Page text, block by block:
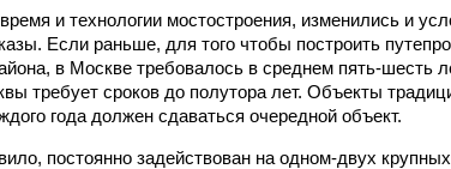
и технологии мостостроения, изменились и
Если раньше, для того чтобы построить
в Москве требовалось в среднем пять-шесть
требует сроков до полутора лет. Объекты
года должен сдаваться очередной объект.
постоянно задействован на одном-двух